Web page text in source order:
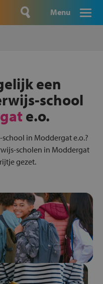
Menu
een
school
e.o.
in Moddergat e.o.?
scholen in Moddergat
gezet.